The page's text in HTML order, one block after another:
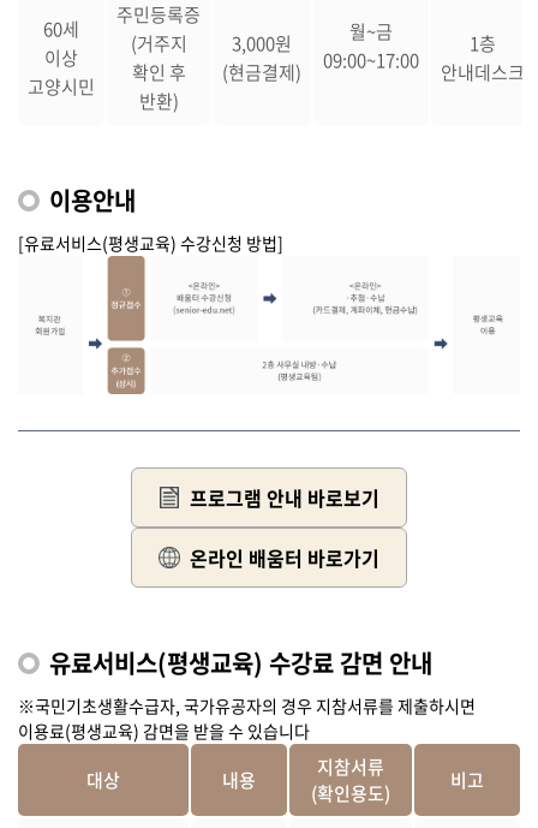
60세
이상
고양시민
주민등록증
(거주지
확인 후
반환)
3,000원
(현금결제)
월~금
09:00~17:00
1층
안내데스크
이용안내
[유료서비스(평생교육) 수강신청 방법]
프로그램 안내 바로보기
온라인 배움터 바로가기
유료서비스(평생교육) 수강료 감면 안내
※국민기초생활수급자, 국가유공자의 경우 지참서류를 제출하시면
이용료(평생교육) 감면을 받을 수 있습니다
대상 내용
지참서류
(확인용도)
비고